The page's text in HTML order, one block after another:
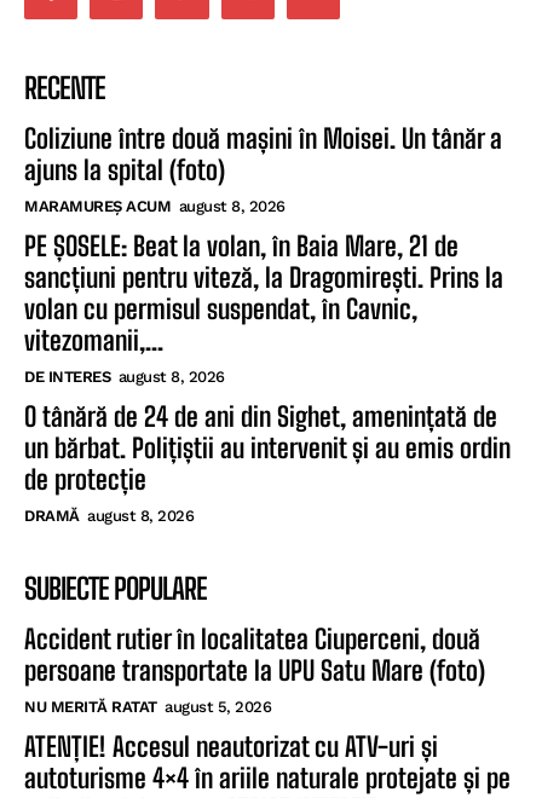
RECENTE
Coliziune între două mașini în Moisei. Un tânăr a
ajuns la spital (foto)
MARAMUREȘ ACUM august 8, 2026
PE ȘOSELE: Beat la volan, în Baia Mare, 21 de
sancțiuni pentru viteză, la Dragomirești. Prins la
volan cu permisul suspendat, în Cavnic,
vitezomanii,...
DE INTERES august 8, 2026
O tânără de 24 de ani din Sighet, amenințată de
un bărbat. Polițiștii au intervenit și au emis ordin
de protecție
DRAMĂ august 8, 2026
SUBIECTE POPULARE
Accident rutier în localitatea Ciuperceni, două
persoane transportate la UPU Satu Mare (foto)
NU MERITĂ RATAT august 5, 2026
ATENȚIE! Accesul neautorizat cu ATV-uri și
autoturisme 4×4 în ariile naturale protejate și pe